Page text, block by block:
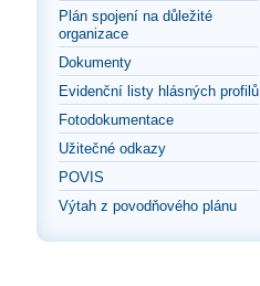
Plán spojení na důležité
organizace
Dokumenty
Evidenční listy hlásných profilů
Fotodokumentace
Užitečné odkazy
POVIS
Výtah z povodňového plánu